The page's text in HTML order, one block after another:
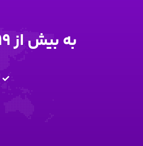
به بیش از 999 مشتری خوشحال پاراموند بپیوندید!